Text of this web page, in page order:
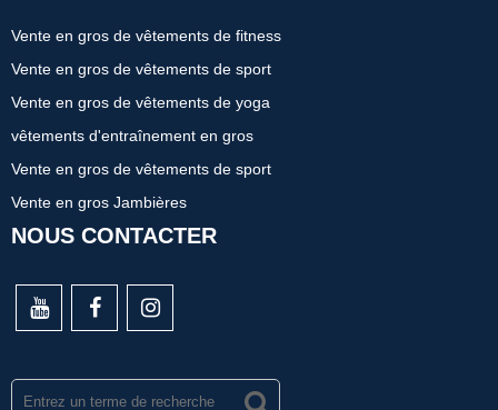
Vente en gros de vêtements de fitness
Vente en gros de vêtements de sport
Vente en gros de vêtements de yoga
vêtements d'entraînement en gros
Vente en gros de vêtements de sport
Vente en gros Jambières
NOUS CONTACTER